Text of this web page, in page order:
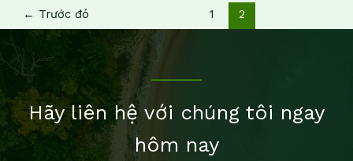
← Trước đó 1 2
Hãy liên hệ với chúng tôi ngay
hôm nay